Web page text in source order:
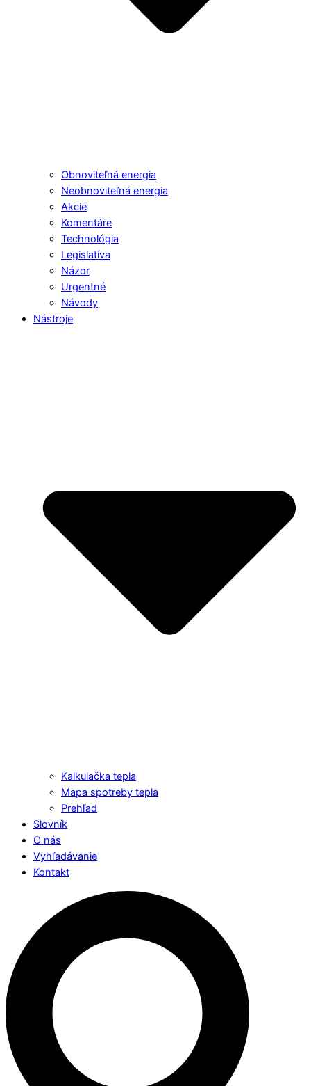
Obnoviteľná energia
Neobnoviteľná energia
Akcie
Komentáre
Technológia
Legislatíva
Názor
Urgentné
Návody
Nástroje
Kalkulačka tepla
Mapa spotreby tepla
Prehľad
Slovník
O nás
Vyhľadávanie
Kontakt